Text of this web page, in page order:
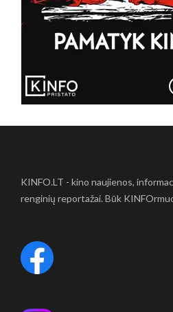
KINFO.LT - kino naujienos,
renginių reportažai. Būk